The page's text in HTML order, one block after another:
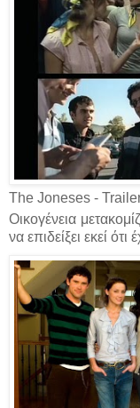
The Joneses -
Οικογένεια
να επιδείξει εκεί ότι